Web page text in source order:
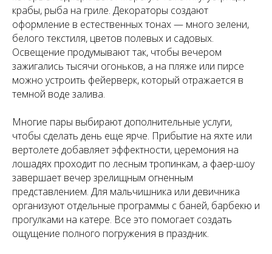
крабы, рыба на гриле. Декораторы создают
оформление в естественных тонах — много зелени,
белого текстиля, цветов полевых и садовых.
Освещение продумывают так, чтобы вечером
зажигались тысячи огоньков, а на пляже или пирсе
можно устроить фейерверк, который отражается в
темной воде залива.
Многие пары выбирают дополнительные услуги,
чтобы сделать день еще ярче. Прибытие на яхте или
вертолете добавляет эффектности, церемония на
лошадях проходит по лесным тропинкам, а фаер-шоу
завершает вечер зрелищным огненным
представлением. Для мальчишника или девичника
организуют отдельные программы с баней, барбекю и
прогулками на катере. Все это помогает создать
ощущение полного погружения в праздник.